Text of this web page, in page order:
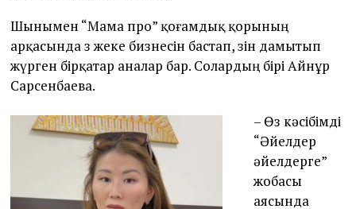
Шынымен “Мама про” қоғамдық қорының
арқасында өз жеке бизнесін бастап, өзін дамытып
жүрген бірқатар аналар бар. Солардың бірі Айнұр
Сарсенбаева.
– Өз кәсібімді
“Әйелдер
әйелдерге”
жобасы
аясында